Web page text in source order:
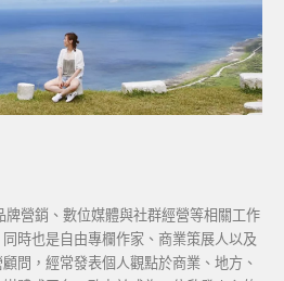
營銷、數位媒體與社群經營等相關工作
時也是自由專欄作家、商業策展人以及
問，經常發表個人觀點於商業、地方、